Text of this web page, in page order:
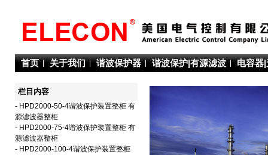
首页 关于我们 谐波保护器 谐波保护|有源滤波 电容器
栏目内容
- HPD2000-50-4谐波保护装置整柜 有
源滤波器整柜
- HPD2000-75-4谐波保护装置整柜 有
源滤波器整柜
- HPD2000-100-4谐波保护装置整柜